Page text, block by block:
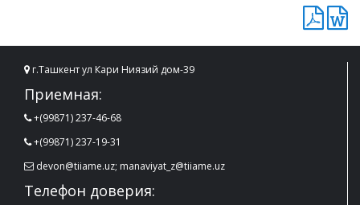
г.Ташкент ул Кари Ниязий дом-39
Приемная:
+(99871) 237-46-68
+(99871) 237-19-31
devon@tiiame.uz; manaviyat_z@tiiame.uz
Телефон доверия: